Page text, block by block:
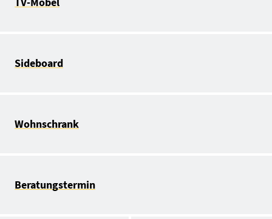
Sideboard
Wohnschrank
Beratungstermin